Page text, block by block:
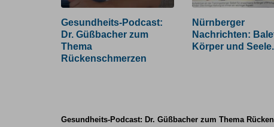
Link
zum
Gesundheits-
Podcast:
zum
Gesundheits-Podcast:
Dr. Güßbacher zum
Thema
Rückenschmerzen
zum
Bild
Nürnberger
Nachrichten:
Körper und Seele.
Gesundheits-Podcast: Dr. Güßbacher zum Thema